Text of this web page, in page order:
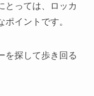
とっては、ロッカ
イントです。
を探して歩き回る